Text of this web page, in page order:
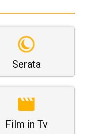
Serata
Film in Tv